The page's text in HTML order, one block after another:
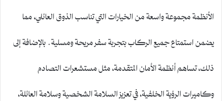
الأنظمة مجموعة واسعة من الخيارات التي تناسب الذوق العائلي، مما
يضمن استمتاع جميع الركاب بتجربة سفر مريحة ومسلية. بالإضافة إلى
ذلك، تساهم أنظمة الأمان المتقدمة، مثل مستشعرات التصادم
وكاميرات الرؤية الخلفية، في تعزيز السلامة الشخصية وسلامة العائلة،